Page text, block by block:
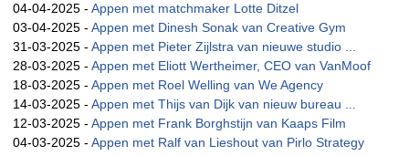
04-04-2025 - Appen met matchmaker Lotte Ditzel
03-04-2025 - Appen met Dinesh Sonak van Creative Gym
31-03-2025 - Appen met Pieter Zijlstra van nieuwe studio ...
28-03-2025 - Appen met Eliott Wertheimer, CEO van VanMoof
18-03-2025 - Appen met Roel Welling van We Agency
14-03-2025 - Appen met Thijs van Dijk van nieuw bureau ...
12-03-2025 - Appen met Frank Borghstijn van Kaaps Film
04-03-2025 - Appen met Ralf van Lieshout van Pirlo Strategy